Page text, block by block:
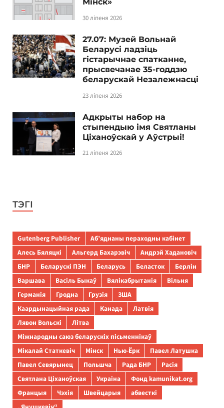
30 ліпеня 2026
27.07: Музей Вольнай
Беларусі ладзіць
гістарычнае спатканне,
прысвечанае 35-годдзю
беларускай Незалежнасці
23 ліпеня 2026
Адкрыты набор на
стыпендыю імя Святланы
Ціханоўскай у Аўстрыі!
21 ліпеня 2026
ТЭГІ
Gutenberg Publisher
Аб’яднаны пераходны кабінет
Алесь Бяляцкі
Альгерд Бахарэвіч
Андрэй Хадановіч
БНР
Беларускі ПЭН Беларусь Беласток
Берлін
Варшава
Васіль Быкаў Вялікабрытанія
Вільня
Германія
Гродна Грузія
ЗША
Каардынацыйная рада
Канада
Латвія
Лявон Вольскі
Літва
Міжнародны саюз беларускіх пісьменнікаў
Мікалай Статкевіч
Мінск Нью-Ёрк
Павел Латушка
Павел Севярынец
Польшча Рада БНР
Расія
Святлана Ціханоўская
Украіна
Фонд kamunikat.org
Францыя
Чэхія Швейцарыя
абвесткі